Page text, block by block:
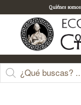
Quiénes somos
Tienda